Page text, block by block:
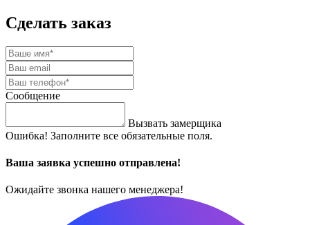
Сделать заказ
Сообщение
Вызвать замерщика
Ошибка! Заполните все обязательные поля.
Ваша заявка успешно отправлена!
Ожидайте звонка нашего менеджера!